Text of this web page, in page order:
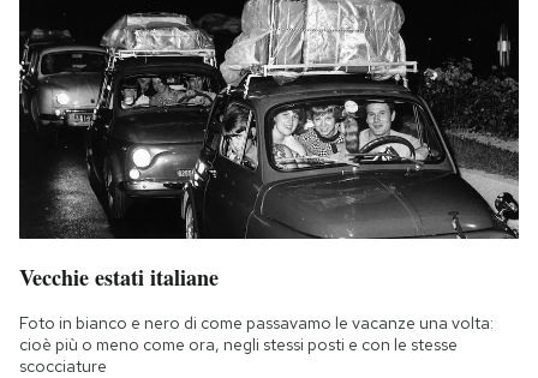
Vecchie estati italiane
Foto in bianco e nero di come passavamo le vacanze una volta:
cioè più o meno come ora, negli stessi posti e con le stesse
scocciature